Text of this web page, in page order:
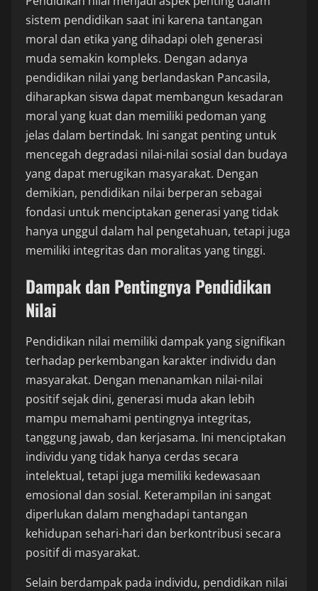
sistem pendidikan saat ini karena tantangan
moral dan etika yang dihadapi oleh generasi
muda semakin kompleks. Dengan adanya
pendidikan nilai yang berlandaskan Pancasila,
diharapkan siswa dapat membangun kesadaran
moral yang kuat dan memiliki pedoman yang
jelas dalam bertindak. Ini sangat penting untuk
mencegah degradasi nilai-nilai sosial dan budaya
yang dapat merugikan masyarakat. Dengan
demikian, pendidikan nilai berperan sebagai
fondasi untuk menciptakan generasi yang tidak
hanya unggul dalam hal pengetahuan, tetapi juga
memiliki integritas dan moralitas yang tinggi.
Dampak dan Pentingnya Pendidikan
Nilai
Pendidikan nilai memiliki dampak yang signifikan
terhadap perkembangan karakter individu dan
masyarakat. Dengan menanamkan nilai-nilai
positif sejak dini, generasi muda akan lebih
mampu memahami pentingnya integritas,
tanggung jawab, dan kerjasama. Ini menciptakan
individu yang tidak hanya cerdas secara
intelektual, tetapi juga memiliki kedewasaan
emosional dan sosial. Keterampilan ini sangat
diperlukan dalam menghadapi tantangan
kehidupan sehari-hari dan berkontribusi secara
positif di masyarakat.
Selain berdampak pada individu, pendidikan nilai